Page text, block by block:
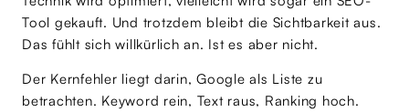
Tool gekauft. Und trotzdem bleibt die Sichtbarkeit aus.
Das fühlt sich willkürlich an. Ist es aber nicht.
Der Kernfehler liegt darin, Google als Liste zu
betrachten. Keyword rein, Text raus, Ranking hoch.